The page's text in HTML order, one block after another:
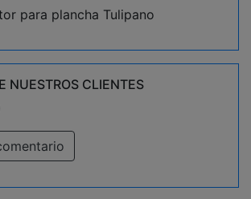
para plancha Tulipano
NUESTROS CLIENTES